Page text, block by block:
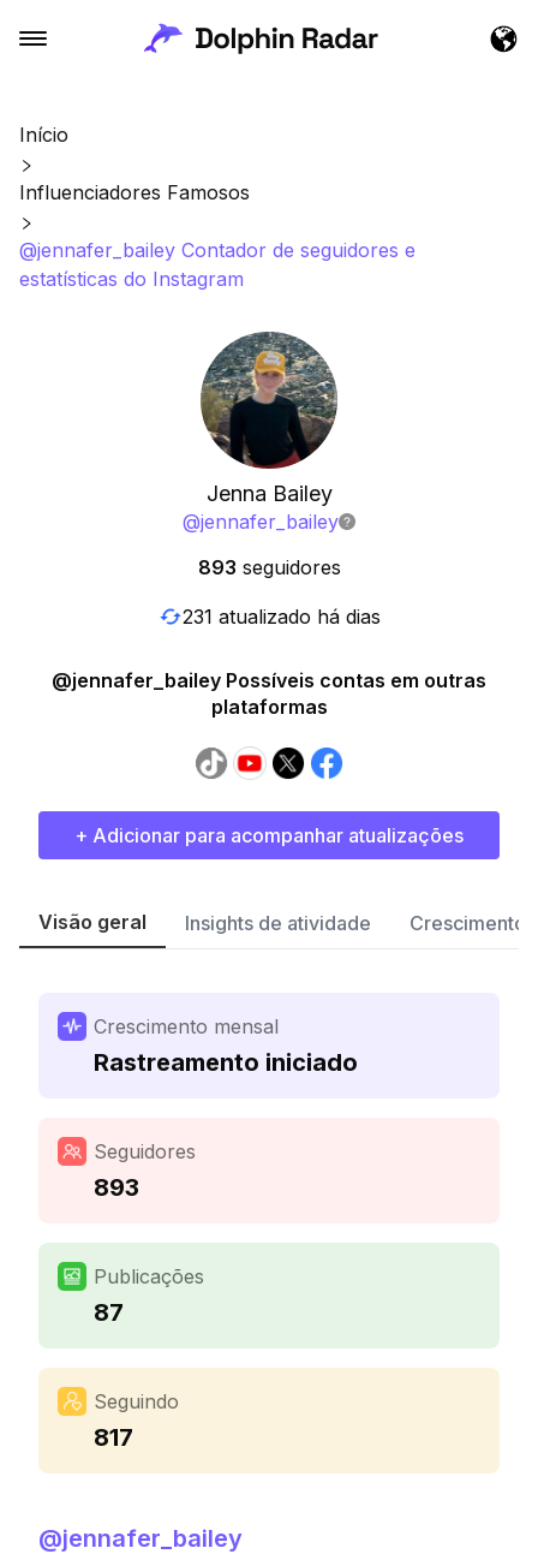
Início
Influenciadores Famosos
@jennafer_bailey Contador de seguidores e
estatísticas do Instagram
Jenna Bailey
@jennafer_bailey
893 seguidores
231 atualizado há dias
@jennafer_bailey Possíveis contas em outras
plataformas
+ Adicionar para acompanhar atualizações
Visão geral Insights de atividade Crescimento
Crescimento mensal
Rastreamento iniciado
Seguidores
893
Publicações
87
Seguindo
817
@jennafer_bailey